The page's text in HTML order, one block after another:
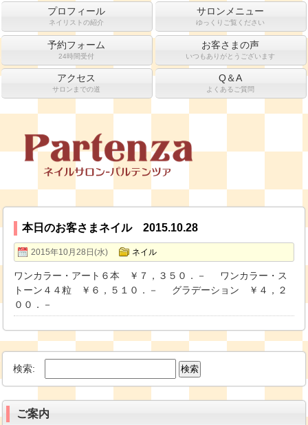
プロフィール
ネイリストの紹介
サロンメニュー
ゆっくりご覧ください
予約フォーム
24時間受付
お客さまの声
いつもありがとうございます
アクセス
サロンまでの道
Q＆A
よくあるご質問
本日のお客さまネイル 2015.10.28
2015年10月28日(水) ネイル
ワンカラー・アート６本 ￥７，３５０．－ ワンカラー・ス
トーン４４粒 ￥６，５１０．－ グラデーション ￥４，２
００．－
検索:
ご案内